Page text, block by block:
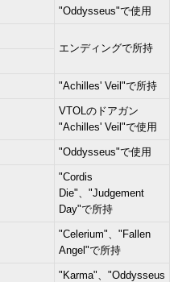
"Oddysseus"で使用
エンディングで所持
"Achilles' Veil"で所持
VTOLのドアガン
"Achilles' Veil"で使用
"Oddysseus"で使用
"Cordis
Die"、"Judgement
Day"で所持
"Celerium"、"Fallen
Angel"で所持
"Karma"、"Oddysseus